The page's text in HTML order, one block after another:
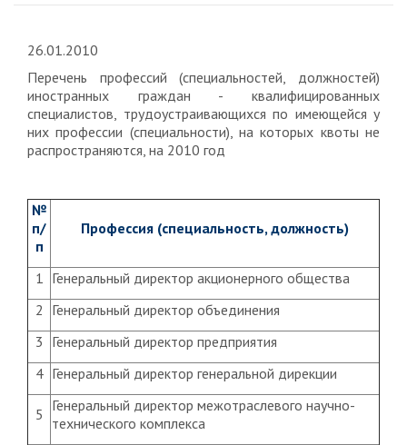
26.01.2010
Перечень профессий (специальностей, должностей)
иностранных граждан - квалифицированных
специалистов, трудоустраивающихся по имеющейся у
них профессии (специальности), на которых квоты не
распространяются, на 2010 год
№
п/
п
Профессия (специальность, должность)
1 Генеральный директор акционерного общества
2 Генеральный директор объединения
3 Генеральный директор предприятия
4 Генеральный директор генеральной дирекции
5 Генеральный директор межотраслевого научно-
технического комплекса